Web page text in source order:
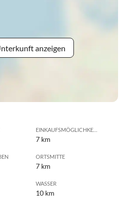
anzeigen
EINKAUFSMÖGLICHKEIT
7 km
ORTSMITTE
7 km
WASSER
10 km